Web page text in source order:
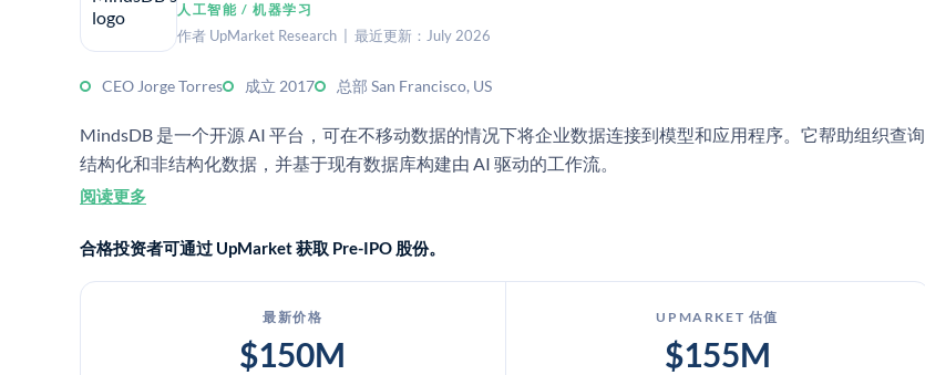
人工智能 / 机器学习
作者 UpMarket Research | 最近更新：July 2026
CEO Jorge Torres 成立 2017 总部 San Francisco, US
MindsDB 是一个开源 AI 平台，可在不移动数据的情况下将企业数据连接到模型和应用程序。它帮助组织查询
结构化和非结构化数据，并基于现有数据库构建由 AI 驱动的工作流。
阅读更多
合格投资者可通过 UpMarket 获取 Pre-IPO 股份。
最新价格
$150M
UPMARKET 估值
$155M